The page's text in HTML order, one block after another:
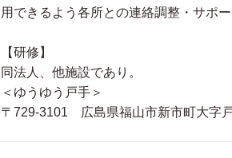
用できるよう各所との連絡調整・サポー
【研修】
同法人、他施設であり。
＜ゆうゆう戸手＞
〒729-3101 広島県福山市新市町大字